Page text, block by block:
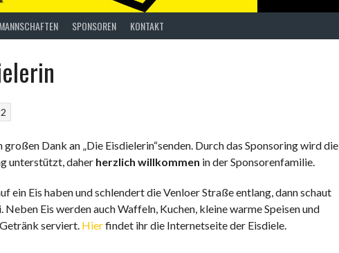
MANNSCHAFTEN SPONSOREN KONTAKT
Dank an „Die Eisdielerin“senden. Durch das Sponsoring wird die
unterstützt, daher herzlich willkommen in der Sponsorenfamilie.
ein Eis haben und schlendert die Venloer Straße entlang, dann schaut
Neben Eis werden auch Waffeln, Kuchen, kleine warme Speisen und
serviert. Hierfindet ihr die Internetseite der Eisdiele.